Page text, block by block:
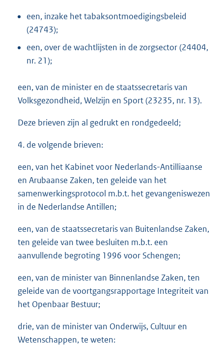
een, inzake het tabaksontmoedigingsbeleid
(24743);
een, over de wachtlijsten in de zorgsector (24404,
nr. 21);
een, van de minister en de staatssecretaris van
Volksgezondheid, Welzijn en Sport (23235, nr. 13).
Deze brieven zijn al gedrukt en rondgedeeld;
4. de volgende brieven:
een, van het Kabinet voor Nederlands-Antilliaanse
en Arubaanse Zaken, ten geleide van het
samenwerkingsprotocol m.b.t. het gevangeniswezen
in de Nederlandse Antillen;
een, van de staatssecretaris van Buitenlandse Zaken,
ten geleide van twee besluiten m.b.t. een
aanvullende begroting 1996 voor Schengen;
een, van de minister van Binnenlandse Zaken, ten
geleide van de voortgangsrapportage Integriteit van
het Openbaar Bestuur;
drie, van de minister van Onderwijs, Cultuur en
Wetenschappen, te weten: